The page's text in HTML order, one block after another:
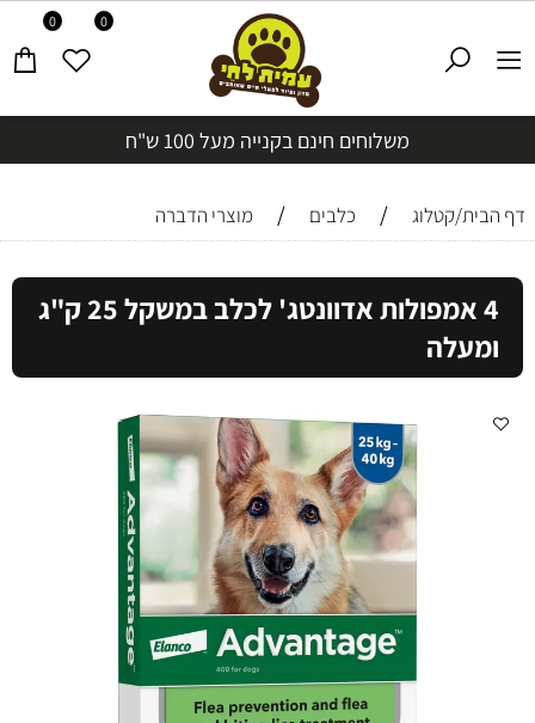
משלוחים חינם בקנייה מעל 100 ש"ח
0 0
דף הבית/קטלוג / כלבים / מוצרי הדברה
4 אמפולות אדוונטג' לכלב במשקל 25 ק"ג
ומעלה